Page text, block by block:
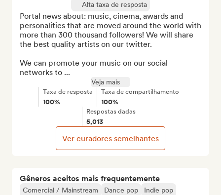
Gêneros aceitos mais frequentemente
Comercial / Mainstream Dance pop
Indie pop
Alta taxa de resposta
Portal news about: music, cinema, awards and
personalities that are moved around the world with
more than 300 thousand followers! We will share
the best quality artists on our twitter.
We can promote your music on our social
networks to ...
Veja mais
Taxa de resposta
100%
Taxa de compartilhamento
100%
Respostas dadas
5,013
Ver curadores semelhantes